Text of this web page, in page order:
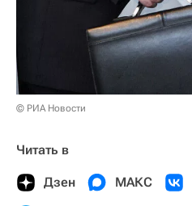
© РИА Новости
Читать в
Дзен МАКС